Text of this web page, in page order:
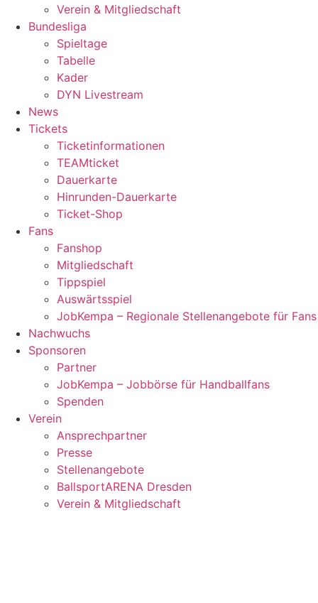
Verein & Mitgliedschaft
Bundesliga
Spieltage
Tabelle
Kader
DYN Livestream
News
Tickets
Ticketinformationen
TEAMticket
Dauerkarte
Hinrunden-Dauerkarte
Ticket-Shop
Fans
Fanshop
Mitgliedschaft
Tippspiel
Auswärtsspiel
JobKempa – Regionale Stellenangebote für Fans
Nachwuchs
Sponsoren
Partner
JobKempa – Jobbörse für Handballfans
Spenden
Verein
Ansprechpartner
Presse
Stellenangebote
BallsportARENA Dresden
Verein & Mitgliedschaft